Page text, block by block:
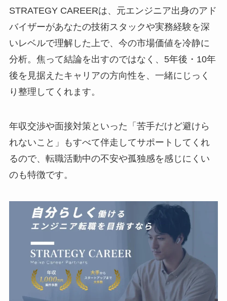
STRATEGY CAREERは、元エンジニア出身のアド
バイザーがあなたの技術スタックや実務経験を深
いレベルで理解した上で、今の市場価値を冷静に
分析。焦って結論を出すのではなく、5年後・10年
後を見据えたキャリアの方向性を、一緒にじっく
り整理してくれます。
年収交渉や面接対策といった「苦手だけど避けら
れないこと」もすべて伴走してサポートしてくれ
るので、転職活動中の不安や孤独感を感じにくい
のも特徴です。